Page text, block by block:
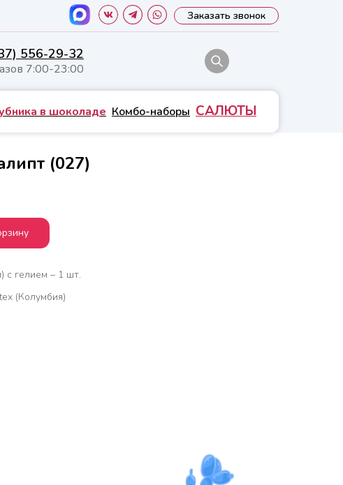
556-29-32
7:00-23:00
Заказать звонок
в шоколаде Комбо-наборы САЛЮТЫ
(027)
с гелием – 1 шт.
(Колумбия)